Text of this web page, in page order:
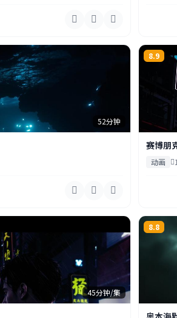
52分钟
8.9
赛博朋
动画
45分钟/集
8.8